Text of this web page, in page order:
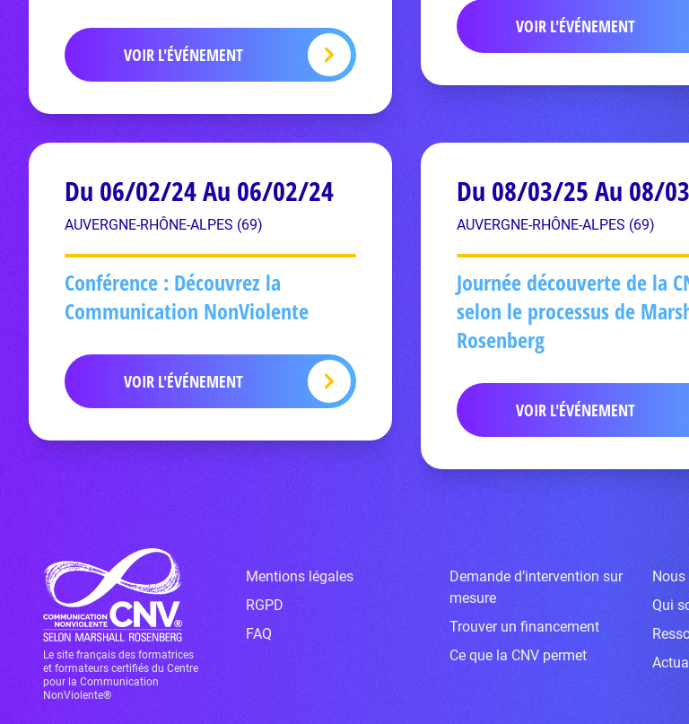
VOIR L'ÉVÉNEMENT
VOIR L'ÉVÉNEMENT
Du 06/02/24 Au 06/02/24
AUVERGNE-RHÔNE-ALPES (69)
Conférence : Découvrez la
Communication NonViolente
VOIR L'ÉVÉNEMENT
Du 08/03/25 Au 08/
AUVERGNE-RHÔNE-ALPES (69)
Journée découverte de la
selon le processus de
Rosenberg
VOIR L'ÉVÉNEMENT
Le site français des formatrices
et formateurs certifiés du Centre
pour la Communication
NonViolente®
Mentions légales
RGPD
FAQ
Demande d’intervention sur
mesure
Trouver un financement
Ce que la CNV permet
Nous
Qui